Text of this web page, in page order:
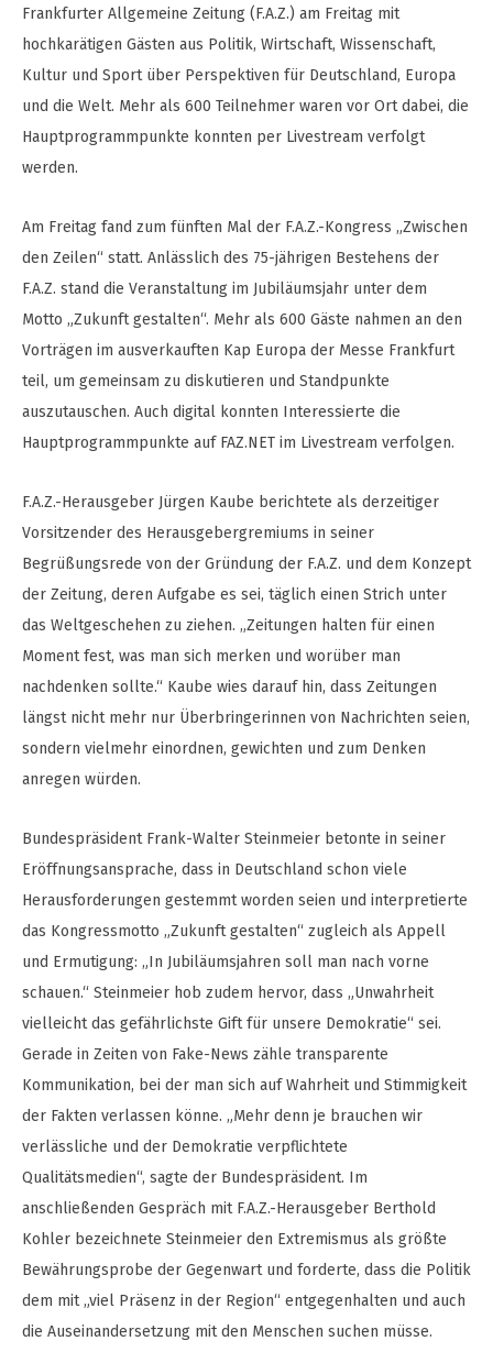
Frankfurter Allgemeine Zeitung (F.A.Z.) am Freitag mit
hochkarätigen Gästen aus Politik, Wirtschaft, Wissenschaft,
Kultur und Sport über Perspektiven für Deutschland, Europa
und die Welt. Mehr als 600 Teilnehmer waren vor Ort dabei, die
Hauptprogrammpunkte konnten per Livestream verfolgt
werden.
Am Freitag fand zum fünften Mal der F.A.Z.-Kongress „Zwischen
den Zeilen“ statt. Anlässlich des 75-jährigen Bestehens der
F.A.Z. stand die Veranstaltung im Jubiläumsjahr unter dem
Motto „Zukunft gestalten“. Mehr als 600 Gäste nahmen an den
Vorträgen im ausverkauften Kap Europa der Messe Frankfurt
teil, um gemeinsam zu diskutieren und Standpunkte
auszutauschen. Auch digital konnten Interessierte die
Hauptprogrammpunkte auf FAZ.NET im Livestream verfolgen.
F.A.Z.-Herausgeber Jürgen Kaube berichtete als derzeitiger
Vorsitzender des Herausgebergremiums in seiner
Begrüßungsrede von der Gründung der F.A.Z. und dem Konzept
der Zeitung, deren Aufgabe es sei, täglich einen Strich unter
das Weltgeschehen zu ziehen. „Zeitungen halten für einen
Moment fest, was man sich merken und worüber man
nachdenken sollte.“ Kaube wies darauf hin, dass Zeitungen
längst nicht mehr nur Überbringerinnen von Nachrichten seien,
sondern vielmehr einordnen, gewichten und zum Denken
anregen würden.
Bundespräsident Frank-Walter Steinmeier betonte in seiner
Eröffnungsansprache, dass in Deutschland schon viele
Herausforderungen gestemmt worden seien und interpretierte
das Kongressmotto „Zukunft gestalten“ zugleich als Appell
und Ermutigung: „In Jubiläumsjahren soll man nach vorne
schauen.“ Steinmeier hob zudem hervor, dass „Unwahrheit
vielleicht das gefährlichste Gift für unsere Demokratie“ sei.
Gerade in Zeiten von Fake-News zähle transparente
Kommunikation, bei der man sich auf Wahrheit und Stimmigkeit
der Fakten verlassen könne. „Mehr denn je brauchen wir
verlässliche und der Demokratie verpflichtete
Qualitätsmedien“, sagte der Bundespräsident. Im
anschließenden Gespräch mit F.A.Z.-Herausgeber Berthold
Kohler bezeichnete Steinmeier den Extremismus als größte
Bewährungsprobe der Gegenwart und forderte, dass die Politik
dem mit „viel Präsenz in der Region“ entgegenhalten und auch
die Auseinandersetzung mit den Menschen suchen müsse.